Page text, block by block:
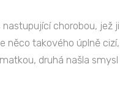
chorobou, jež
takového úplně
druhá našla smysl